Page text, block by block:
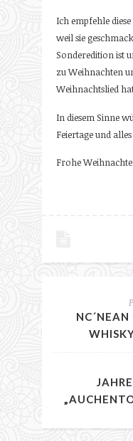
Ich empfehle
weil sie
Sonderedition ist
zu Weihnachten
Weihnachtslied
In diesem Sinne
Feiertage und
Frohe
NC´NEAN